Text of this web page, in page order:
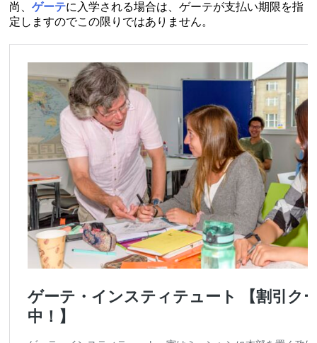
尚、ゲーテに入学される場合は、ゲーテが支払い期限を指
定しますのでこの限りではありません。